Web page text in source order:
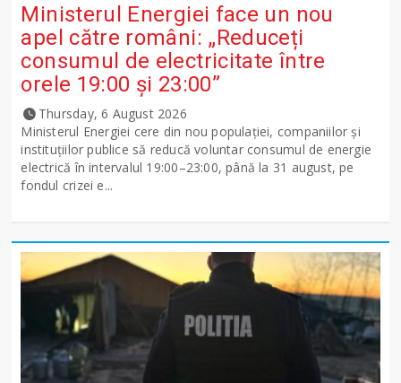
Ministerul Energiei face un nou
apel către români: „Reduceți
consumul de electricitate între
orele 19:00 și 23:00”
Thursday, 6 August 2026
Ministerul Energiei cere din nou populației, companiilor și
instituțiilor publice să reducă voluntar consumul de energie
electrică în intervalul 19:00–23:00, până la 31 august, pe
fondul crizei e...